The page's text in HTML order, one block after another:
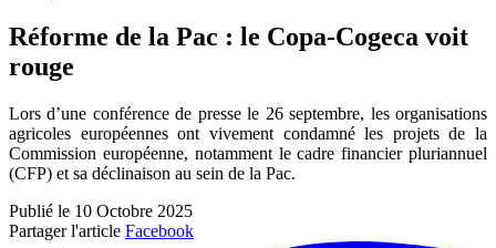
Réforme de la Pac : le Copa-Cogeca voit
rouge
Lors d’une conférence de presse le 26 septembre, les organisations
agricoles européennes ont vivement condamné les projets de la
Commission européenne, notamment le cadre financier pluriannuel
(CFP) et sa déclinaison au sein de la Pac.
Publié le 10 Octobre 2025
Partager l'article Facebook